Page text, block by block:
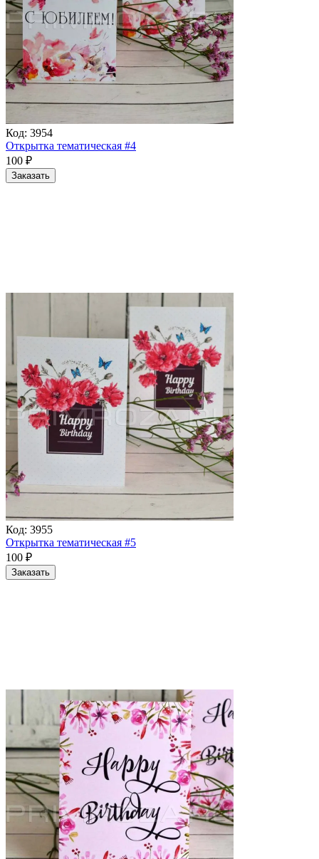
Код: 3954
Открытка тематическая #4
100 ₽
Заказать
Код: 3955
Открытка тематическая #5
100 ₽
Заказать